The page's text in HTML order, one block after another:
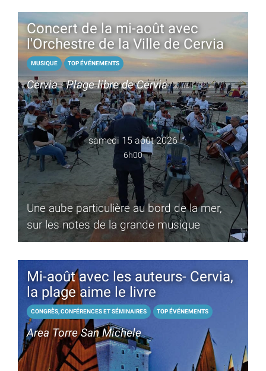
Concert de la mi-août avec
l'Orchestre de la Ville de Cervia
MUSIQUE TOP ÉVÉNEMENTS
Cervia - Plage libre de Cervia
samedi 15 août 2026
6h00
Une aube particulière au bord de la mer,
sur les notes de la grande musique
Mi-août avec les auteurs- Cervia,
la plage aime le livre
CONGRÈS, CONFÉRENCES ET SÉMINAIRES TOP ÉVÉNEMENTS
Area Torre San Michele